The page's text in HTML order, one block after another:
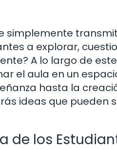
simplemente
a explorar,
A lo largo de
el aula en un
hasta la
ideas que pueden
de los